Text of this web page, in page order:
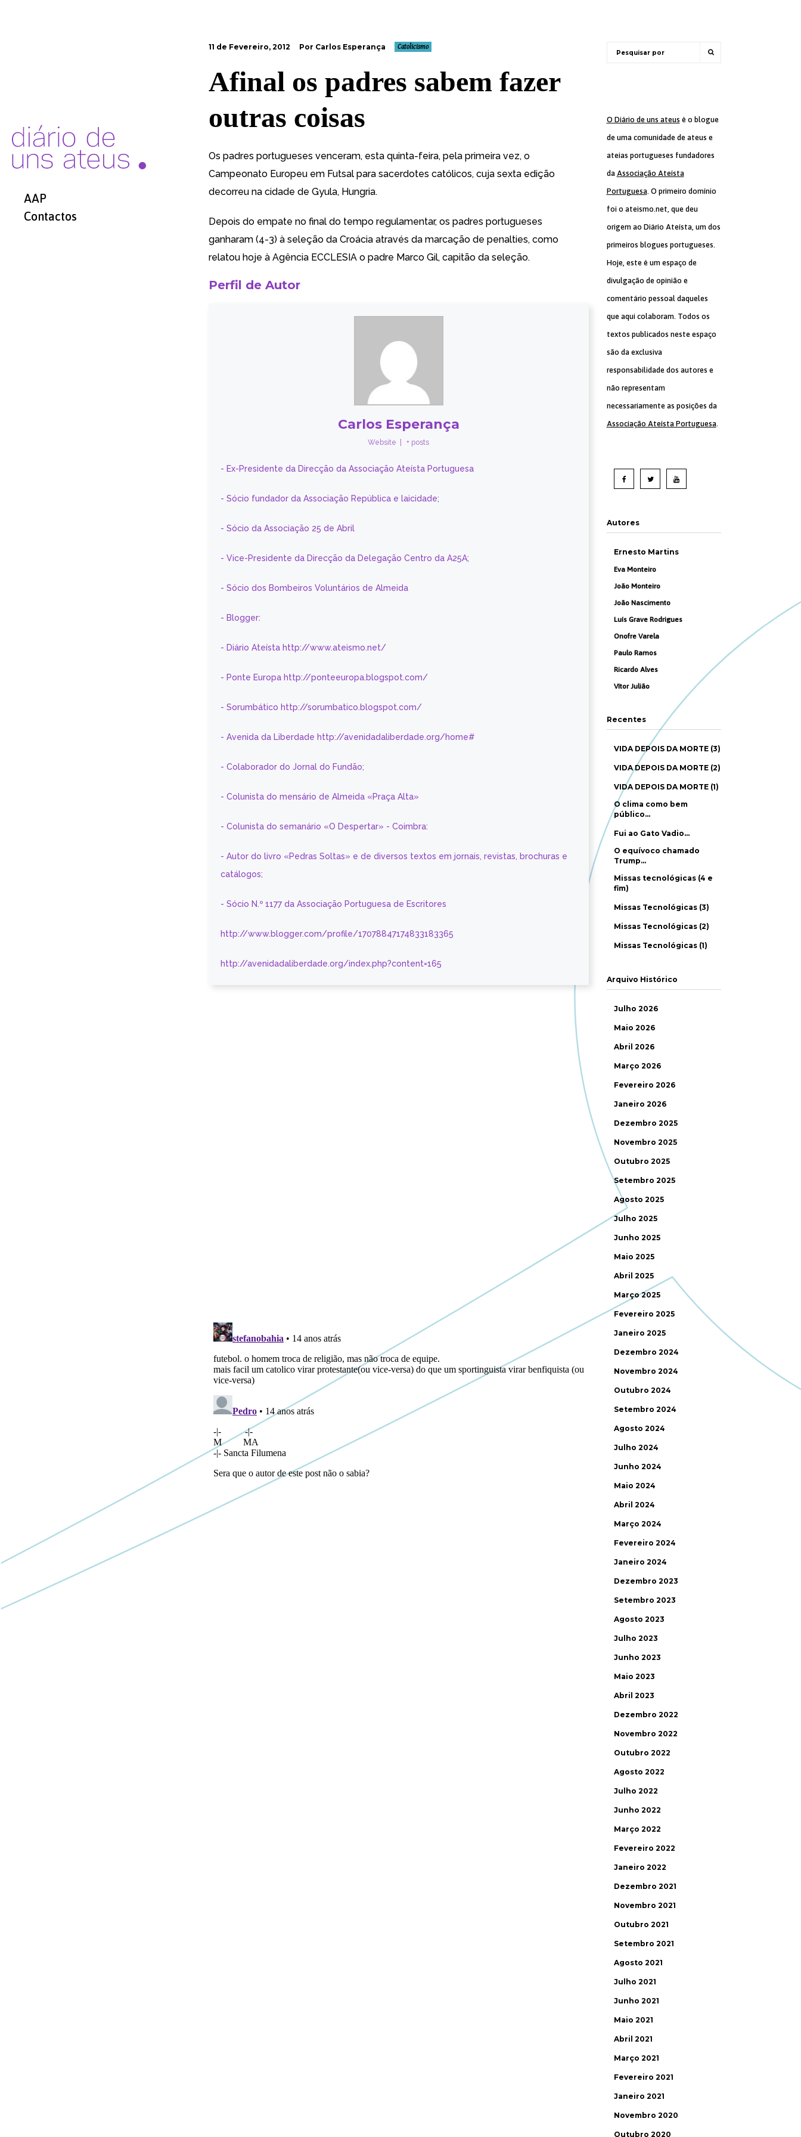
AAP
Contactos
11 de Fevereiro, 2012 Por Carlos Esperança Catolicismo
Afinal os padres sabem fazer
outras coisas
Os padres portugueses venceram, esta quinta-feira, pela primeira vez, o
Campeonato Europeu em Futsal para sacerdotes católicos, cuja sexta edição
decorreu na cidade de Gyula, Hungria.
Depois do empate no final do tempo regulamentar, os padres portugueses
ganharam (4-3) à seleção da Croácia através da marcação de penalties, como
relatou hoje à Agência ECCLESIA o padre Marco Gil, capitão da seleção.
Perfil de Autor
Carlos Esperança
Website + posts
- Ex-Presidente da Direcção da Associação Ateísta Portuguesa
- Sócio fundador da Associação República e laicidade;
- Sócio da Associação 25 de Abril
- Vice-Presidente da Direcção da Delegação Centro da A25A;
- Sócio dos Bombeiros Voluntários de Almeida
- Blogger:
- Diário Ateísta http://www.ateismo.net/
- Ponte Europa http://ponteeuropa.blogspot.com/
- Sorumbático http://sorumbatico.blogspot.com/
- Avenida da Liberdade http://avenidadaliberdade.org/home#
- Colaborador do Jornal do Fundão;
- Colunista do mensário de Almeida «Praça Alta»
- Colunista do semanário «O Despertar» - Coimbra:
- Autor do livro «Pedras Soltas» e de diversos textos em jornais, revistas, brochuras e
catálogos;
- Sócio N.º 1177 da Associação Portuguesa de Escritores
http://www.blogger.com/profile/17078847174833183365
http://avenidadaliberdade.org/index.php?content=165
O Diário de uns ateus é o blogue
de uma comunidade de ateus e
ateias portugueses fundadores
da Associação Ateísta
Portuguesa. O primeiro domínio
foi o ateismo.net, que deu
origem ao Diário Ateísta, um dos
primeiros blogues portugueses.
Hoje, este é um espaço de
divulgação de opinião e
comentário pessoal daqueles
que aqui colaboram. Todos os
textos publicados neste espaço
são da exclusiva
responsabilidade dos autores e
não representam
necessariamente as posições da
Associação Ateísta Portuguesa.
Autores
Ernesto Martins
Eva Monteiro
João Monteiro
João Nascimento
Luís Grave Rodrigues
Onofre Varela
Paulo Ramos
Ricardo Alves
Vítor Julião
Recentes
VIDA DEPOIS DA MORTE (3)
VIDA DEPOIS DA MORTE (2)
VIDA DEPOIS DA MORTE (1)
O clima como bem
público…
Fui ao Gato Vadio…
O equívoco chamado
Trump…
Missas tecnológicas (4 e
fim)
Missas Tecnológicas (3)
Missas Tecnológicas (2)
Missas Tecnológicas (1)
Arquivo Histórico
Julho 2026
Maio 2026
Abril 2026
Março 2026
Fevereiro 2026
Janeiro 2026
Dezembro 2025
Novembro 2025
Outubro 2025
Setembro 2025
Agosto 2025
Julho 2025
Junho 2025
Maio 2025
Abril 2025
Março 2025
Fevereiro 2025
Janeiro 2025
Dezembro 2024
Novembro 2024
Outubro 2024
Setembro 2024
Agosto 2024
Julho 2024
Junho 2024
Maio 2024
Abril 2024
Março 2024
Fevereiro 2024
Janeiro 2024
Dezembro 2023
Setembro 2023
Agosto 2023
Julho 2023
Junho 2023
Maio 2023
Abril 2023
Dezembro 2022
Novembro 2022
Outubro 2022
Agosto 2022
Julho 2022
Junho 2022
Março 2022
Fevereiro 2022
Janeiro 2022
Dezembro 2021
Novembro 2021
Outubro 2021
Setembro 2021
Agosto 2021
Julho 2021
Junho 2021
Maio 2021
Abril 2021
Março 2021
Fevereiro 2021
Janeiro 2021
Novembro 2020
Outubro 2020